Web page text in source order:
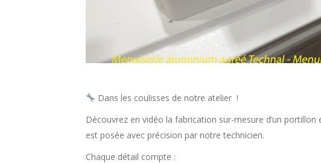
Dans les coulisses de notre atelier !
Découvrez en vidéo la fabrication sur-mesure d’un
est posée avec précision par notre technicien.
Chaque détail compte :